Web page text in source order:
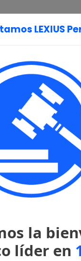
LEXIUS
la
líder en
Página
1993